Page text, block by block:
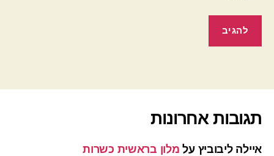
תגובות אחרונות
איילה ליבוביץ על מלון בראשית כשרות